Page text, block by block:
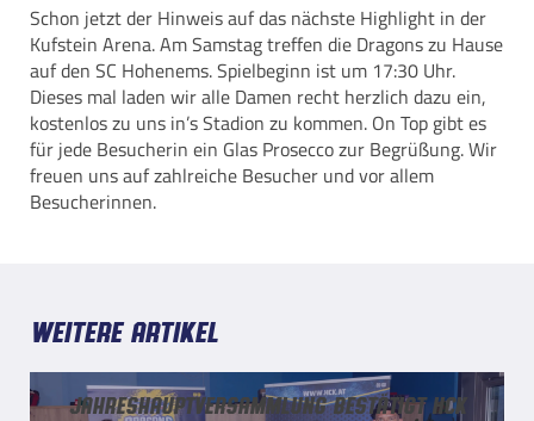
Schon jetzt der Hinweis auf das nächste Highlight in der
Kufstein Arena. Am Samstag treffen die Dragons zu Hause
auf den SC Hohenems. Spielbeginn ist um 17:30 Uhr.
Dieses mal laden wir alle Damen recht herzlich dazu ein,
kostenlos zu uns in’s Stadion zu kommen. On Top gibt es
für jede Besucherin ein Glas Prosecco zur Begrüßung. Wir
freuen uns auf zahlreiche Besucher und vor allem
Besucherinnen.
Weitere Artikel
Jahreshauptversammlung bestätigt HCK